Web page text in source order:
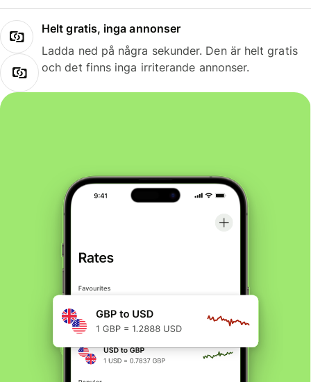
Helt gratis, inga annonser
Ladda ned på några sekunder. Den är helt gratis
och det finns inga irriterande annonser.